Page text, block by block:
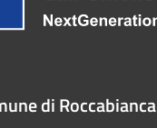
di Roccabianca